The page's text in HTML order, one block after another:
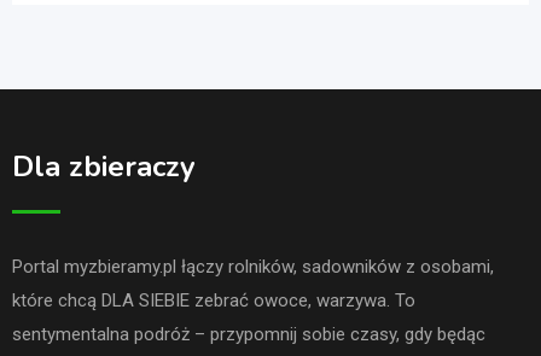
Dla zbieraczy
Portal myzbieramy.pl łączy rolników, sadowników z osobami,
które chcą DLA SIEBIE zebrać owoce, warzywa. To
sentymentalna podróż – przypomnij sobie czasy, gdy będąc